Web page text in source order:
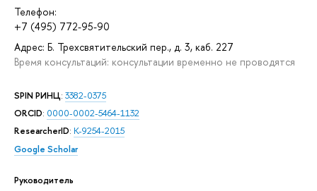
Телефон:
+7 (495) 772-95-90
Адрес: Б. Трехсвятительский пер., д. 3, каб. 227
Время консультаций: консультации временно не проводятся
SPIN РИНЦ: 3382-0375
ORCID: 0000-0002-5464-1132
ResearcherID: K-9254-2015
Google Scholar
Руководитель